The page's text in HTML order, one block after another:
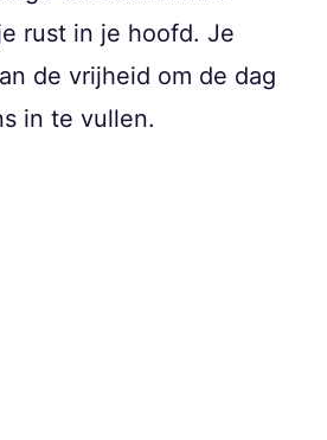
rust in je hoofd. Je
de vrijheid om de dag
in te vullen.